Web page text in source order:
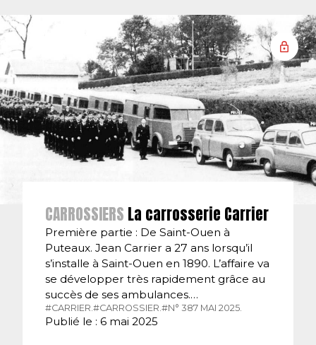
CARROSSIERS La carrosserie Carrier
Première partie : De Saint-Ouen à
Puteaux. Jean Carrier a 27 ans lorsqu’il
s’installe à Saint-Ouen en 1890. L’affaire va
se développer très rapidement grâce au
succès de ses ambulances.…
#CARRIER.#CARROSSIER.#N° 387 MAI 2025.
Publié le : 6 mai 2025